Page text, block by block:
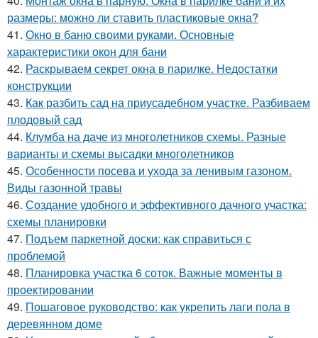
размеры: можно ли ставить пластиковые окна?
41. Окно в баню своими руками. Основные
характеристики окон для бани
42. Раскрываем секрет окна в парилке. Недостатки
конструкции
43. Как разбить сад на приусадебном участке. Разбиваем
плодовый сад
44. Клумба на даче из многолетников схемы. Разные
варианты и схемы высадки многолетников
45. Особенности посева и ухода за ленивым газоном.
Виды газонной травы
46. Создание удобного и эффективного дачного участка:
схемы планировки
47. Подъем паркетной доски: как справиться с
проблемой
48. Планировка участка 6 соток. Важные моменты в
проектировании
49. Пошаговое руководство: как укрепить лаги пола в
деревянном доме